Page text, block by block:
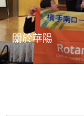
關於華陽